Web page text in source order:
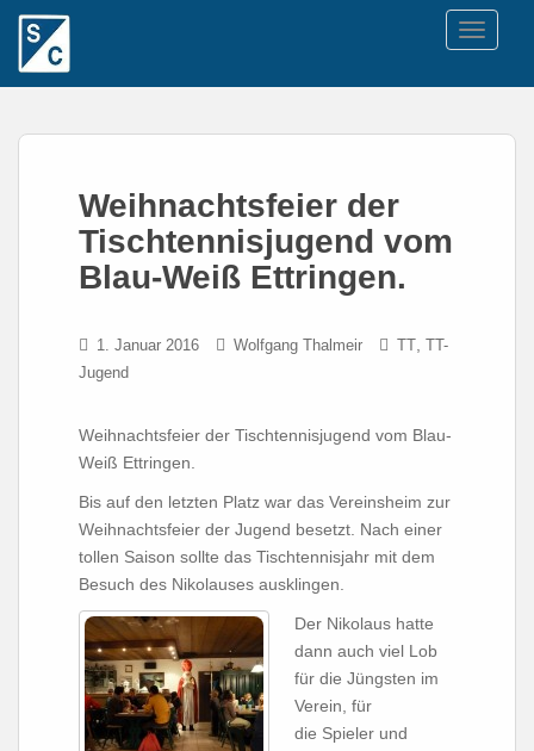
Weihnachtsfeier der
Tischtennisjugend vom
Blau-Weiß Ettringen.
1. Januar 2016 Wolfgang Thalmeir TT TT-
Jugend
Weihnachtsfeier der Tischtennisjugend vom Blau-
Weiß Ettringen.
Bis auf den letzten Platz war das Vereinsheim zur
Weihnachtsfeier der Jugend besetzt. Nach einer
tollen Saison sollte das Tischtennisjahr mit dem
Besuch des Nikolauses ausklingen.
Der Nikolaus hatte
dann auch viel Lob
für die Jüngsten im
Verein, für
die Spieler und